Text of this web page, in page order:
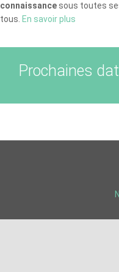
connaissance sous toutes
tous. En savoir plus
Prochaines